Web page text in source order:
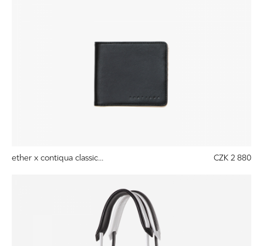
ether x contiqua classic... CZK 2 880